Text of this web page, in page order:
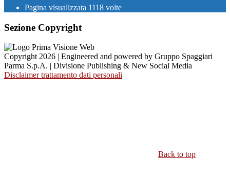
Pagina visualizzata 1118 volte
Sezione Copyright
Copyright 2026 | Engineered and powered by Gruppo Spaggiari
Parma S.p.A. | Divisione Publishing & New Social Media
Disclaimer trattamento dati personali
Back to top